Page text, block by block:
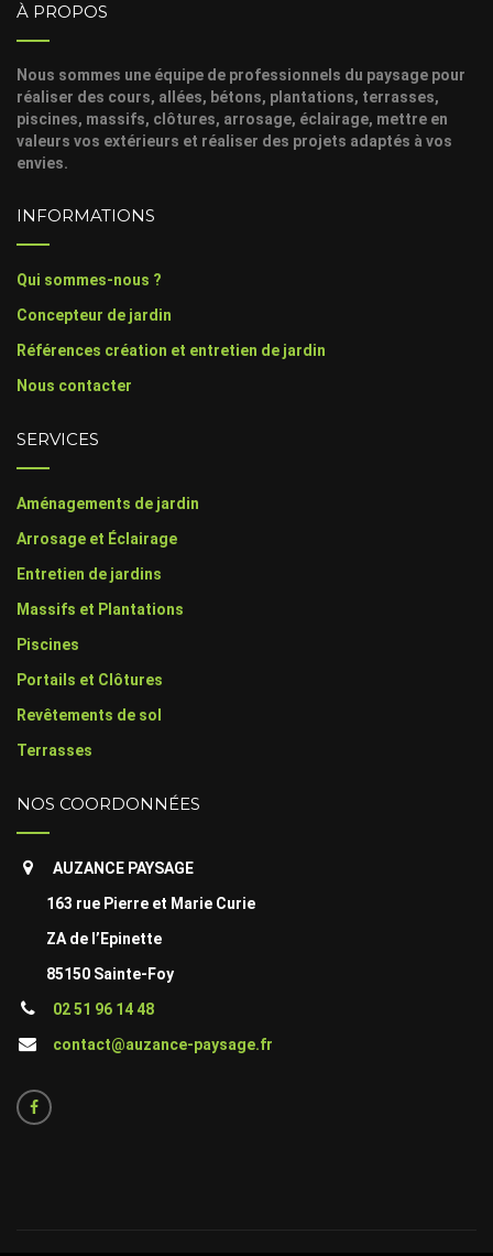
À PROPOS
Nous sommes une équipe de professionnels du paysage pour
réaliser des cours, allées, bétons, plantations, terrasses,
piscines, massifs, clôtures, arrosage, éclairage, mettre en
valeurs vos extérieurs et réaliser des projets adaptés à vos
envies.
INFORMATIONS
Qui sommes-nous ?
Concepteur de jardin
Références création et entretien de jardin
Nous contacter
SERVICES
Aménagements de jardin
Arrosage et Éclairage
Entretien de jardins
Massifs et Plantations
Piscines
Portails et Clôtures
Revêtements de sol
Terrasses
NOS COORDONNÉES
AUZANCE PAYSAGE
163 rue Pierre et Marie Curie
ZA de l’Epinette
85150 Sainte-Foy
02 51 96 14 48
contact@auzance-paysage.fr